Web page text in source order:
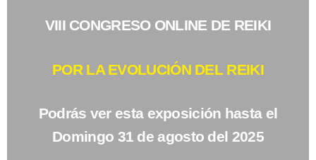
VIII CONGRESO ONLINE DE REIKI
POR LA EVOLUCIÓN DEL REIKI
Podrás ver esta exposición hasta el
Domingo 31 de agosto del 2025